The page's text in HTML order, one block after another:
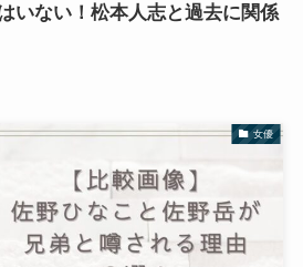
いない！松本人志と過去に関係
女優